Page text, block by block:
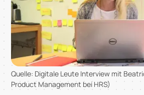
Quelle: Digitale Leute Interview mit
Product Management bei HRS)